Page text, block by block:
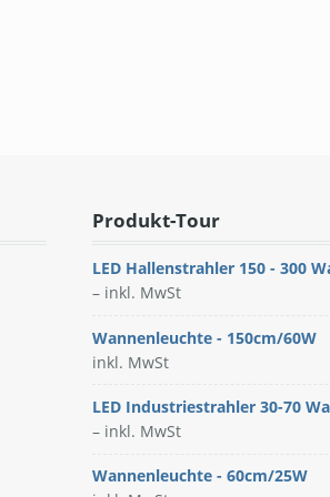
Produkt-Tour
LED Hallenstrahler 150 - 300
– inkl. MwSt
Wannenleuchte - 150cm/60W
inkl. MwSt
LED Industriestrahler 30-70
– inkl. MwSt
Wannenleuchte - 60cm/25W